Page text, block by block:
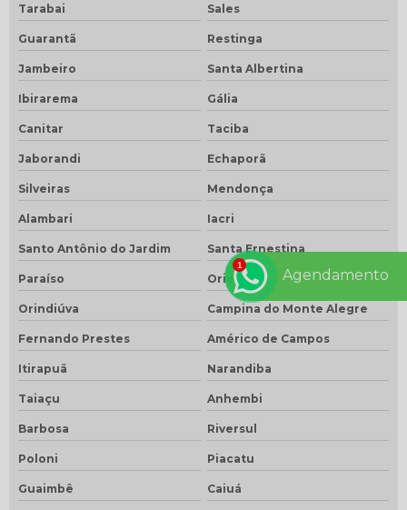
Tarabai Sales
Guarantã Restinga
Jambeiro Santa Albertina
Ibirarema Gália
Canitar Taciba
Jaborandi Echaporã
Silveiras Mendonça
Alambari Iacri
Santo Antônio do Jardim Santa Ernestina
Paraíso Oriente
Orindiúva Campina do Monte Alegre
Fernando Prestes Américo de Campos
Itirapuã Narandiba
Taiaçu Anhembi
Barbosa Riversul
Poloni Piacatu
Guaimbê Caiuá
Agendamento